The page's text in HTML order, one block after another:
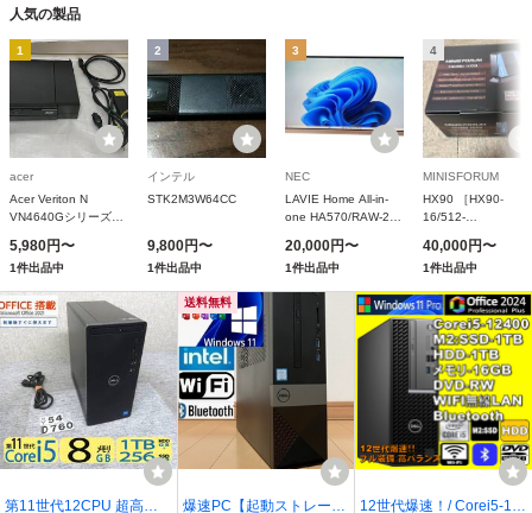
人気の製品
1
acer
Acer Veriton N
VN4640Gシリーズ
PC デスクトップ パソ
コン]
5,980円〜
1件出品中
2
インテル
STK2M3W64CC
9,800円〜
1件出品中
3
NEC
LAVIE Home All-in-
one HA570/RAW-2
20,000円〜
1件出品中
4
MINISFORUM
HX90 ［HX90-
16/512-
］
40,000円〜
1件出品中
第11世代12CPU 超高速C
送料無料
爆速PC【起動ストレージ
12世代爆速！/ Corei5-12